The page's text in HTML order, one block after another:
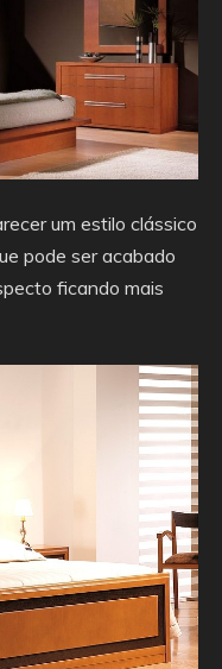
um estilo clássico
pode ser acabado
ficando mais